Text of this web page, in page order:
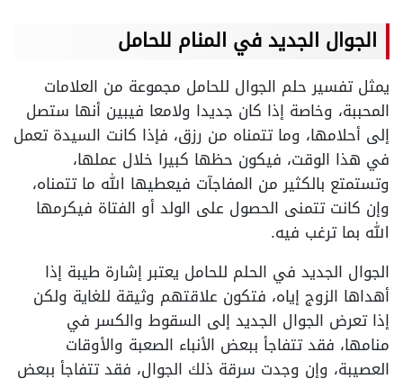
الجوال الجديد في المنام للحامل
يمثل تفسير حلم الجوال للحامل مجموعة من العلامات
المحببة، وخاصة إذا كان جديدا ولامعا فيبين أنها ستصل
إلى أحلامها، وما تتمناه من رزق، فإذا كانت السيدة تعمل
في هذا الوقت، فيكون حظها كبيرا خلال عملها،
وتستمتع بالكثير من المفاجآت فيعطيها الله ما تتمناه،
وإن كانت تتمنى الحصول على الولد أو الفتاة فيكرمها
الله بما ترغب فيه.
الجوال الجديد في الحلم للحامل يعتبر إشارة طيبة إذا
أهداها الزوج إياه، فتكون علاقتهم وثيقة للغاية ولكن
إذا تعرض الجوال الجديد إلى السقوط والكسر في
منامها، فقد تتفاجأ ببعض الأنباء الصعبة والأوقات
العصيبة، وإن وجدت سرقة ذلك الجوال، فقد تتفاجأ ببعض